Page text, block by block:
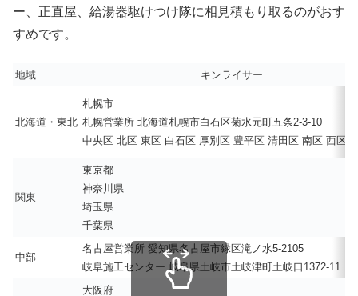
ー、正直屋、給湯器駆けつけ隊に相見積もり取るのがおす
すめです。
地域 キンライサー
北海道・東北
札幌市
札幌営業所 北海道札幌市白石区菊水元町五条2-3-10
中央区 北区 東区 白石区 厚別区 豊平区 清田区 南区 西区
関東
東京都
神奈川県
埼玉県
千葉県
中部
名古屋営業所 愛知県名古屋市緑区滝ノ水5-2105
岐阜施工センター 岐阜県土岐市土岐津町土岐口1372-11
大阪府